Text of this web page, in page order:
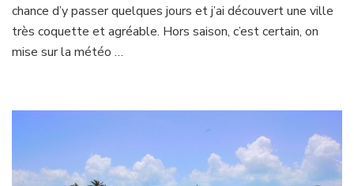
Nice
en
hiver
chance d’y passer quelques jours et j’ai découvert une ville
très coquette et agréable. Hors saison, c’est certain, on
mise sur la météo …